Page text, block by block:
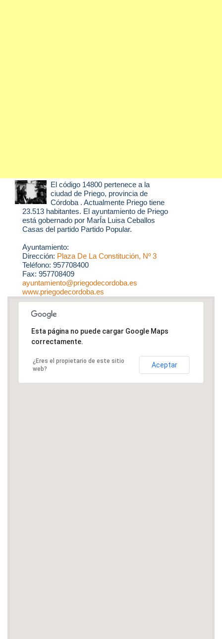
El código 14800 pertenece a la
ciudad de Priego, provincia de
Córdoba . Actualmente Priego tiene
23.513 habitantes. El ayuntamiento de Priego
está gobernado por MarÍa Luisa Ceballos
Casas del partido Partido Popular.
Ayuntamiento:
Dirección: Plaza De La Constitución, Nº 3
Teléfono: 957708400
Fax: 957708409
ayuntamiento@priegodecordoba.es
www.priegodecordoba.es
Esta página no puede cargar Google Maps
correctamente.
¿Eres el propietario de este sitio
web?
Aceptar